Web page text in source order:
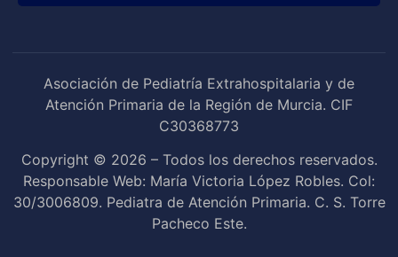
Asociación de Pediatría Extrahospitalaria y de
Atención Primaria de la Región de Murcia. CIF
C30368773
Copyright © 2026 – Todos los derechos reservados.
Responsable Web: María Victoria López Robles. Col:
30/3006809. Pediatra de Atención Primaria. C. S. Torre
Pacheco Este.